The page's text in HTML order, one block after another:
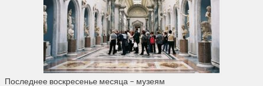
Последнее воскресенье месяца – музеям